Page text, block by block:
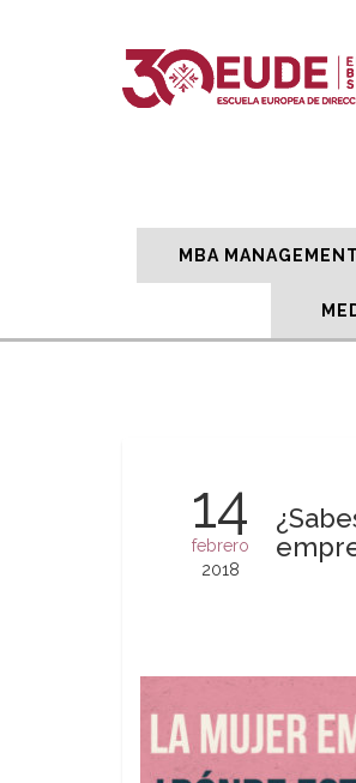
MBA MANAGEMENT
14
febrero
2018